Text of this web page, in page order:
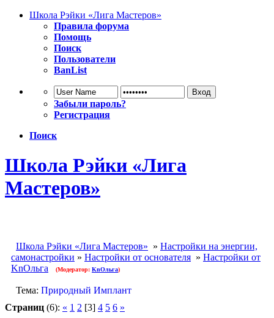
Школа Рэйки «Лига Мастеров»
Правила форума
Помощь
Поиск
Пользователи
BanList
Забыли пароль?
Регистрация
Поиск
Школа Рэйки «Лига
Мастеров»
Школа Рэйки «Лига Мастеров» » Настройки на энергии,
самонастройки » Настройки от основателя » Настройки от
KnОльга
(Модератор: KnОльга)
Тема: Природный Имплант
Страниц (6): « 1 2 [3] 4 5 6 »